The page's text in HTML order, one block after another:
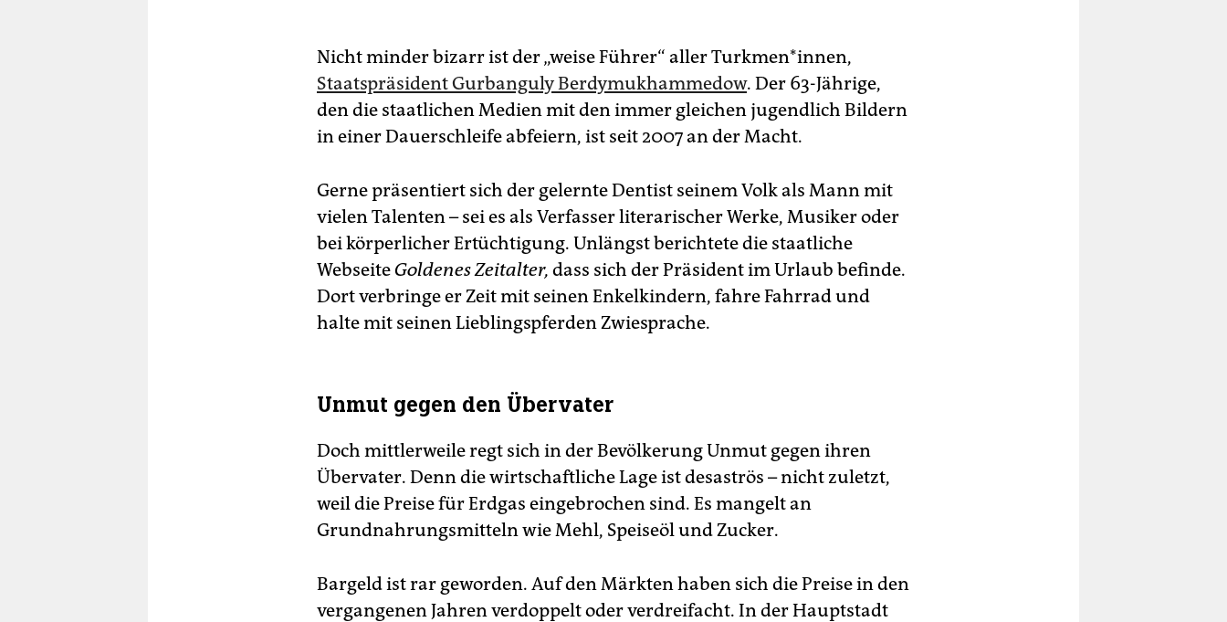
Nicht minder bizarr ist der „weise Führer“ aller Turkmen*innen,
Staatspräsident Gurbanguly Berdymukhammedow. Der 63-Jährige,
den die staatlichen Medien mit den immer gleichen jugendlich Bildern
in einer Dauerschleife abfeiern, ist seit 2007 an der Macht.
Gerne präsentiert sich der gelernte Dentist seinem Volk als Mann mit
vielen Talenten – sei es als Verfasser literarischer Werke, Musiker oder
bei körperlicher Ertüchtigung. Unlängst berichtete die staatliche
WebseiteGoldenes Zeitalter, dass sich der Präsident im Urlaub befinde.
Dort verbringe er Zeit mit seinen Enkelkindern, fahre Fahrrad und
halte mit seinen Lieblingspferden Zwiesprache.
Unmut gegen den Übervater
Doch mittlerweile regt sich in der Bevölkerung Unmut gegen ihren
Übervater. Denn die wirtschaftliche Lage ist desaströs – nicht zuletzt,
weil die Preise für Erdgas eingebrochen sind. Es mangelt an
Grundnahrungsmitteln wie Mehl, Speiseöl und Zucker.
Bargeld ist rar geworden. Auf den Märkten haben sich die Preise in den
vergangenen Jahren verdoppelt oder verdreifacht. In der Hauptstadt